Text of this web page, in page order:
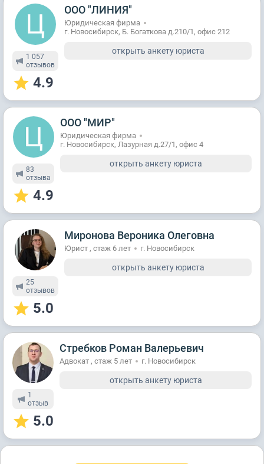
1 057
отзывов
4.9
ООО "ЛИНИЯ"
Юридическая фирма
г. Новосибирск, Б. Богаткова д.210/1, офис 212
открыть анкету юриста
83
отзывa
4.9
ООО "МИР"
Юридическая фирма
г. Новосибирск, Лазурная д.27/1, офис 4
открыть анкету юриста
25
отзывов
5.0
Миронова Вероника Олеговна
Юрист , стаж 6 лет г. Новосибирск
открыть анкету юриста
1
отзыв
5.0
Стребков Роман Валерьевич
Адвокат , стаж 5 лет г. Новосибирск
открыть анкету юриста